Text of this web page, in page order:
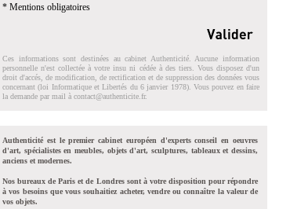
* Mentions obligatoires
Ces informations sont destinées au cabinet Authenticité. Aucune information
personnelle n'est collectée à votre insu ni cédée à des tiers. Vous disposez d'un
droit d'accés, de modification, de rectification et de suppression des données vous
concernant (loi Informatique et Libertés du 6 janvier 1978). Vous pouvez en faire
la demande par mail à contact@authenticite.fr.
Authenticité est le premier cabinet européen d'experts conseil en oeuvres
d'art, spécialistes en meubles, objets d'art, sculptures, tableaux et dessins,
anciens et modernes.
Nos bureaux de Paris et de Londres sont à votre disposition pour répondre
à vos besoins que vous souhaitiez acheter, vendre ou connaître la valeur de
vos objets.